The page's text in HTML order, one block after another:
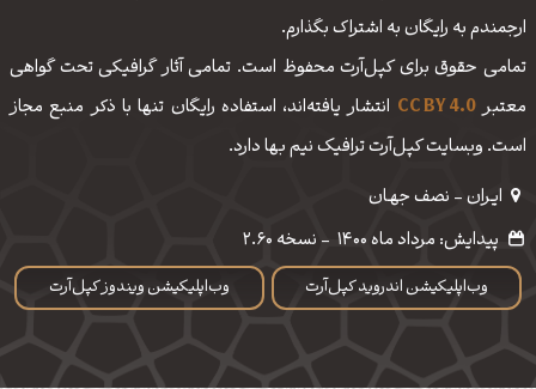
ارجمندم به رایگان به اشتراک بگذارم.
تمامی حقوق برای کپل‌آرت محفوظ است. تمامی آثار گرافیکی تحت گواهی
معتبرCC BY 4.0 انتشار یافته‌اند، استفاده رایگان تنها با ذکر منبع مجاز
است. وبسایت کپل‌آرت ترافیک نیم بها دارد.
ایـران - نصف جهـان
وب‌اپلیکیشن اندروید کپل‌آرت وب‌اپلیکیشن ویندوز کپل‌آرت
پیدایش: مرداد ماه 1400 - نسخه 2.60